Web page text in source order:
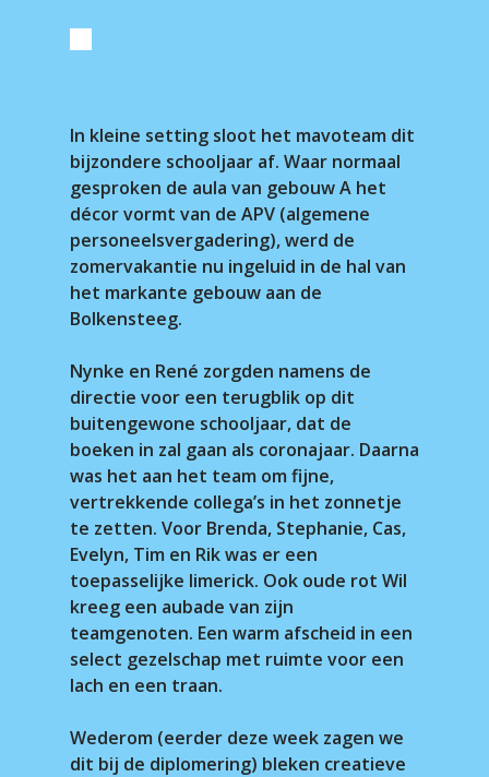
In kleine setting sloot het mavoteam dit
bijzondere schooljaar af. Waar normaal
gesproken de aula van gebouw A het
décor vormt van de APV (algemene
personeelsvergadering), werd de
zomervakantie nu ingeluid in de hal van
het markante gebouw aan de
Bolkensteeg.
Nynke en René zorgden namens de
directie voor een terugblik op dit
buitengewone schooljaar, dat de
boeken in zal gaan als coronajaar. Daarna
was het aan het team om fijne,
vertrekkende collega’s in het zonnetje
te zetten. Voor Brenda, Stephanie, Cas,
Evelyn, Tim en Rik was er een
toepasselijke limerick. Ook oude rot Wil
kreeg een aubade van zijn
teamgenoten. Een warm afscheid in een
select gezelschap met ruimte voor een
lach en een traan.
Wederom (eerder deze week zagen we
dit bij de diplomering) bleken creatieve